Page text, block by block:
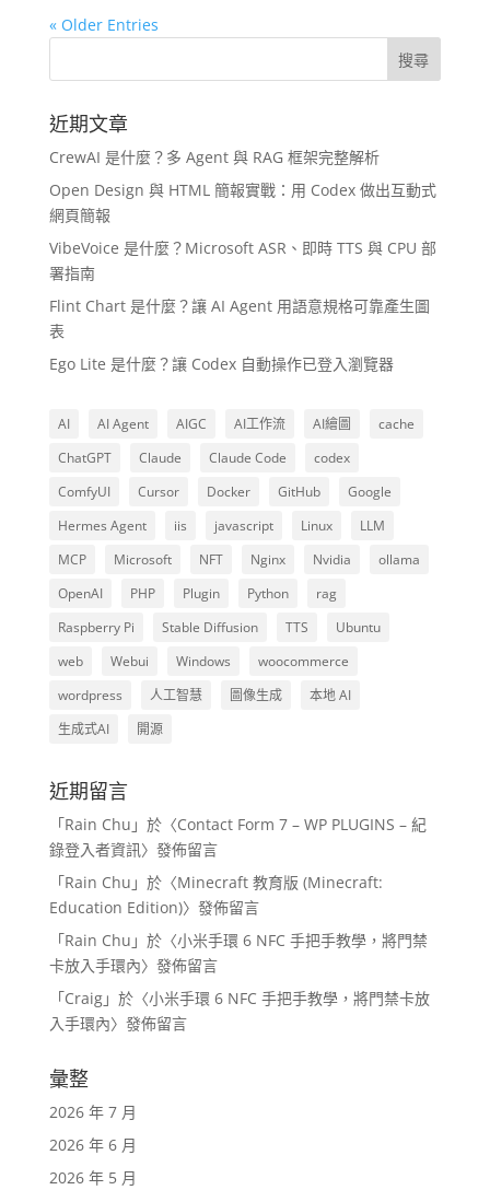
« Older Entries
近期文章
CrewAI 是什麼？多 Agent 與 RAG 框架完整解析
Open Design 與 HTML 簡報實戰：用 Codex 做出互動式
網頁簡報
VibeVoice 是什麼？Microsoft ASR、即時 TTS 與 CPU 部
署指南
Flint Chart 是什麼？讓 AI Agent 用語意規格可靠產生圖
表
Ego Lite 是什麼？讓 Codex 自動操作已登入瀏覽器
AI AI Agent AIGC AI工作流 AI繪圖
cache
ChatGPT
Claude Claude Code
codex
ComfyUI
Cursor Docker GitHub
Google
Hermes Agent
iis javascript Linux
LLM
MCP
Microsoft NFT Nginx Nvidia
ollama
OpenAI
PHP Plugin Python
rag
Raspberry Pi
Stable Diffusion TTS
Ubuntu
web
Webui Windows
woocommerce
wordpress
人工智慧 圖像生成
本地 AI
生成式AI
開源
近期留言
「Rain Chu 」於〈Contact Form 7 – WP PLUGINS – 紀
錄登入者資訊〉發佈留言
「Rain Chu 」於〈Minecraft 教育版 (Minecraft:
Education Edition)〉發佈留言
「Rain Chu 」於〈小米手環 6 NFC 手把手教學，將門禁
卡放入手環內〉發佈留言
「Craig」於〈小米手環 6 NFC 手把手教學，將門禁卡放
入手環內〉發佈留言
彙整
2026 年 7 月
2026 年 6 月
2026 年 5 月